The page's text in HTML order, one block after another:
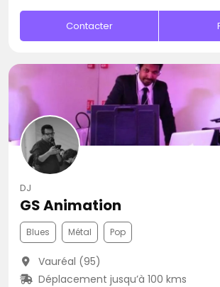
Contacter
DJ
GS Animation
Blues Métal Pop
Vauréal (95)
Déplacement jusqu’à 100 kms